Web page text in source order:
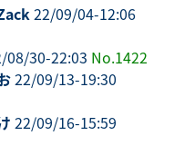
22/09/04-12:06
08/30-22:03 No.1422
22/09/13-19:30
22/09/16-15:59